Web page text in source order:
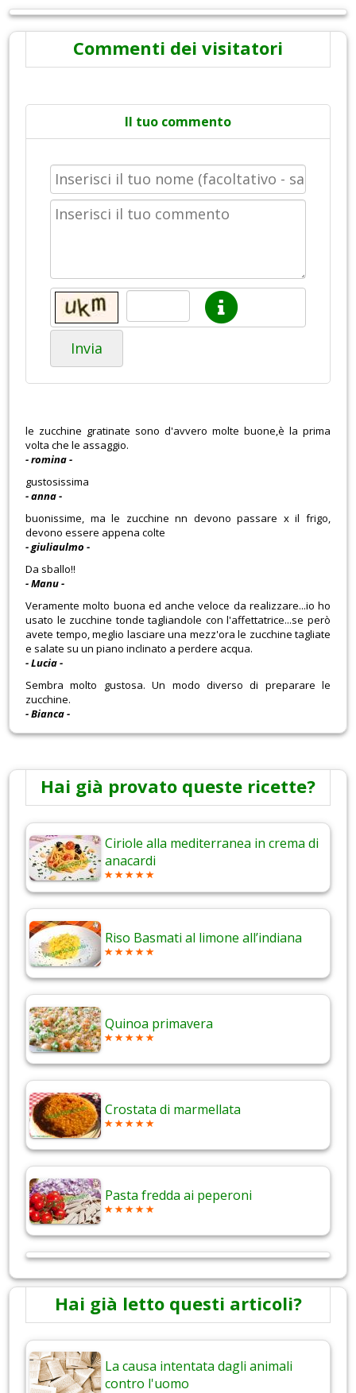
Commenti dei visitatori
Il tuo commento
Invia
le zucchine gratinate sono d'avvero molte buone,è la prima
volta che le assaggio.
- romina -
gustosissima
- anna -
buonissime, ma le zucchine nn devono passare x il frigo,
devono essere appena colte
- giuliaulmo -
Da sballo!!
- Manu -
Veramente molto buona ed anche veloce da realizzare...io ho
usato le zucchine tonde tagliandole con l'affettatrice...se però
avete tempo, meglio lasciare una mezz'ora le zucchine tagliate
e salate su un piano inclinato a perdere acqua.
- Lucia -
Sembra molto gustosa. Un modo diverso di preparare le
zucchine.
- Bianca -
Hai già provato queste ricette?
Ciriole alla mediterranea in crema di
anacardi
Riso Basmati al limone all’indiana
Quinoa primavera
Crostata di marmellata
Pasta fredda ai peperoni
Hai già letto questi articoli?
La causa intentata dagli animali
contro l'uomo